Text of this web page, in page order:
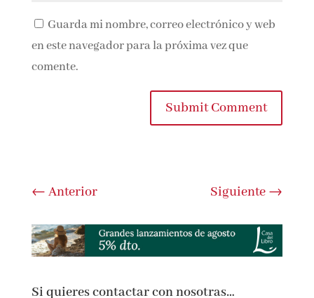
Guarda mi nombre, correo electrónico y
web en este navegador para la próxima vez que
Submit Comment